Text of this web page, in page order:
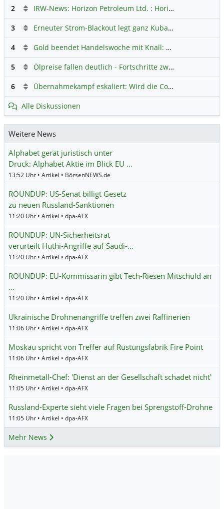
2 IRW-News: Horizon Petroleum Ltd. : Horizon Petroleum beginnt mit der Testförderung im Projekt Lachowice in Polen und schließt die Platzierung einer überzeichneten Wandelanleihe ab
3 Erneuter Strom-Blackout legt ganz Kuba lahm
4 Gold beendet Handelswoche mit Knall: Barrick Mining – Ist diese Aktie wieder ein Kauf?
5 Ölpreise fallen deutlich - Fortschritte zwischen USA und Iran belasten
6 Übernahmekampf eskaliert: Wird die Commerzbank italienisch?
Alle Diskussionen
Weitere News
Alphabet gerät juristisch unter
Druck: Alphabet Aktie im Blick EU …
13:52 Uhr • Artikel • BörsenNEWS.de
ROUNDUP: US-Senat billigt Gesetz
zu neuen Russland-Sanktionen
11:20 Uhr • Artikel • dpa-AFX
ROUNDUP: UN-Sicherheitsrat
verurteilt Huthi-Angriffe auf Saudi-…
11:20 Uhr • Artikel • dpa-AFX
ROUNDUP: EU-Kommissarin gibt Tech-Riesen Mitschuld an
…
11:20 Uhr • Artikel • dpa-AFX
Ukrainische Drohnenangriffe treffen zwei Raffinerien
11:06 Uhr • Artikel • dpa-AFX
Moskau spricht von Treffer auf Rüstungsfabrik Fire Point
11:06 Uhr • Artikel • dpa-AFX
Rheinmetall-Chef: 'Dienst an der Gesellschaft schadet nicht'
11:05 Uhr • Artikel • dpa-AFX
Russland-Experte sieht viele Fragen bei Sprengstoff-Drohne
11:05 Uhr • Artikel • dpa-AFX
Mehr News